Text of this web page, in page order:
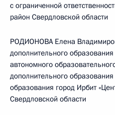
с ограниченной
район Свердловской области
РОДИОНОВА Елена
дополнительного
автономного
дополнительного
образования город Ирбит
Свердловской области